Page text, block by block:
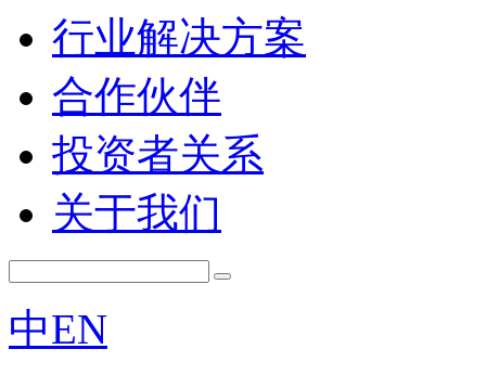
行业解决方案
合作伙伴
投资者关系
关于我们
中EN